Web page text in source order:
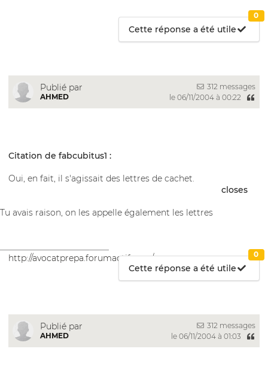
Cette réponse a été utile
0
Publié par
AHMED
312 messages
le 06/11/2004 à 00:22
Citation de fabcubitus1 :
Oui, en fait, il s'agissait des lettres de cachet.
Tu avais raison, on les appelle également les lettres
closes
http://avocatprepa.forumactif.com/
Cette réponse a été utile
0
Publié par
AHMED
312 messages
le 06/11/2004 à 01:03